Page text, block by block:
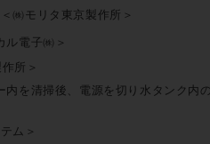
＜㈱モリタ東京製作所＞
ル電子㈱＞
所＞
を清掃後、電源を切り水タンク内
ム＞